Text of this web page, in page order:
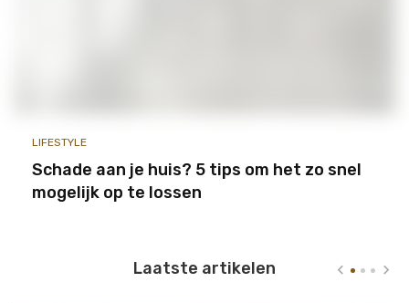
LIFESTYLE
Schade aan je huis? 5 tips om het zo snel
mogelijk op te lossen
Laatste artikelen